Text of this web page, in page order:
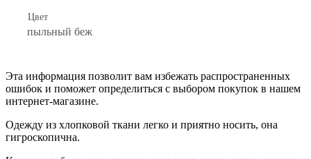
Цвет
пыльный беж
Эта информация позволит вам избежать распространенных
ошибок и поможет определиться с выбором покупок в нашем
интернет-магазине.
Одежду из хлопковой ткани легко и приятно носить, она
гигроскопична.